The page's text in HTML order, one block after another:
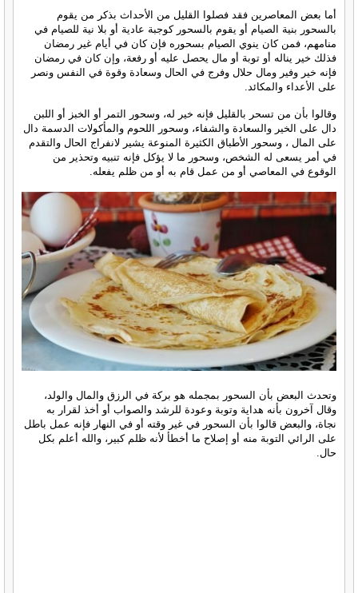
أما بعض المعاصرين فقد فصلوا القليل من الأحداث بذكر من يقوم
بالسحور بنية الصيام أو يقوم بالسحور كوجبة عادية أو بلا نية للصيام في
منامهم، فمن كان ينوي الصيام بسحوره فإن كان في أيام غير رمضان
فذلك خير يناله أو توبة أو مال يحصل عليه أو رفعة، وإن كان في رمضان
فإنه خير وفير ومال حلال وفرج في الحال وسعادة وقوة في النفس ونصر
على الأعداء والمكائد.
وقالوا بأن من تسحر بالقليل فإنه خير له، وسحور التمر أو الخبز أو اللبن
دال على الخير والسعادة والشفاء، وسحور اللحوم والمأكولات الدسمة دال
على المال ، وسحور الأطباق الكثيرة المنوعة يشير لانفراج الحال والتقدم
في أمر يسعى له الشخص، وسحور ما لا يؤكل فإنه تنبيه وتحذير من
الوقوع في المعاصي أو من عمل قام به أو من ظلم يفعله.
وتحدث البعض بأن السحور بمجمله هو بركة في الرزق والمال والولد،
وقال آخرون بأنه هداية وتوبة وعودة للرشد والصواب أو أخذ لقرار به
نجاة، والبعض قالوا بأن السحور في غير وقته أو في النهار فإنه عمل باطل
على الرائي التوبة منه أو إصلاح ما أخطأ لأنه ظلم كبير، والله أعلم بكل
حال.